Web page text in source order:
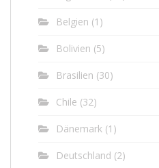
Belgien (1)
Bolivien (5)
Brasilien (30)
Chile (32)
Dänemark (1)
Deutschland (2)